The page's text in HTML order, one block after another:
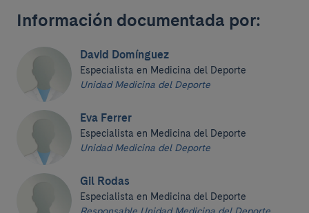
Información documentada por:
David Domínguez
Especialista en Medicina del Deporte
Unidad Medicina del Deporte
Eva Ferrer
Especialista en Medicina del Deporte
Unidad Medicina del Deporte
Gil Rodas
Especialista en Medicina del Deporte